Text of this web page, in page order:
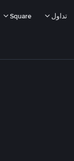
تداول Square